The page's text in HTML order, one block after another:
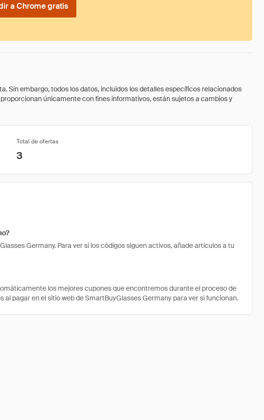
a Chrome gratis
Sin embargo, todos los datos, incluidos los detalles específicos relacionados
únicamente con fines informativos, están sujetos a cambios y
Total de ofertas
3
Germany. Para ver si los códigos siguen activos, añade artículos a tu
los mejores cupones que encontremos durante el proceso de
pagar en el sitio web de SmartBuyGlasses Germany para ver si funcionan.